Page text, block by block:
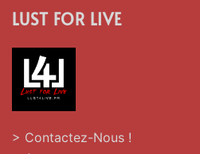
LUST FOR LIVE
> Contactez-Nous !